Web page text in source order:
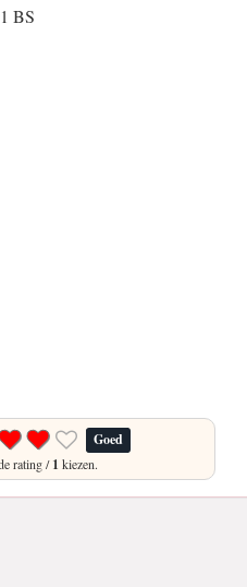
BS
Goed
rating /1 kiezen.